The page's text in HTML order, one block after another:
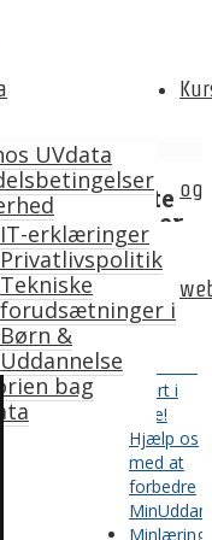
UVdata
IT-erklæringer
Privatlivspolitik
Tekniske
forudsætninger i
Børn &
Uddannelse
bag
og
Seneste
nyheder
står for
døren –
Kvart i
ferie!
Hjælp os
med at
forbedre
Minlæring